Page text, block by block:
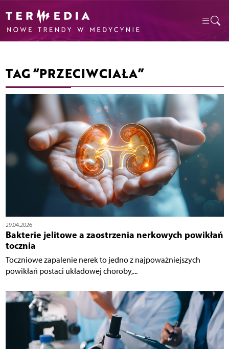
TAG “PRZECIWCIAŁA”
29.04.2026
Bakterie jelitowe a zaostrzenia nerkowych powikłań
tocznia
Toczniowe zapalenie nerek to jedno z najpoważniejszych
powikłań postaci układowej choroby,...